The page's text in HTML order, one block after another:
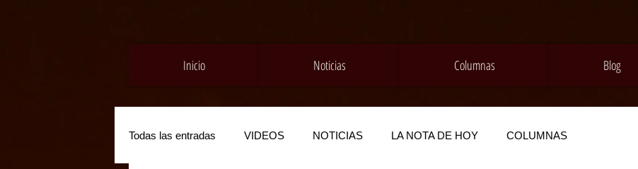
Inicio Noticias Columnas Blog
Todas las entradas VIDEOS NOTICIAS LA NOTA DE HOY COLUMNAS